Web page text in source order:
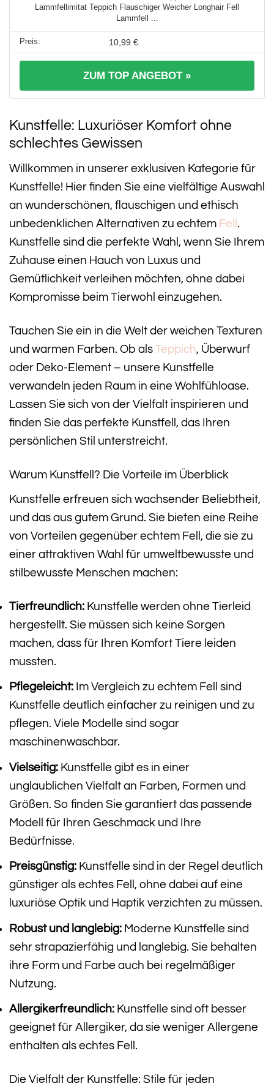
Lammfellimitat Teppich Flauschiger Weicher Longhair Fell
Lammfell ...
10,99 €
ZUM TOP ANGEBOT »
Kunstfelle: Luxuriöser Komfort ohne
schlechtes Gewissen
Willkommen in unserer exklusiven Kategorie für
Kunstfelle! Hier finden Sie eine vielfältige Auswahl
an wunderschönen, flauschigen und ethisch
unbedenklichen Alternativen zu echtem Fell .
Kunstfelle sind die perfekte Wahl, wenn Sie Ihrem
Zuhause einen Hauch von Luxus und
Gemütlichkeit verleihen möchten, ohne dabei
Kompromisse beim Tierwohl einzugehen.
Tauchen Sie ein in die Welt der weichen Texturen
und warmen Farben. Ob als Teppich, Überwurf
oder Deko-Element – unsere Kunstfelle
verwandeln jeden Raum in eine Wohlfühloase.
Lassen Sie sich von der Vielfalt inspirieren und
finden Sie das perfekte Kunstfell, das Ihren
persönlichen Stil unterstreicht.
Warum Kunstfell? Die Vorteile im Überblick
Kunstfelle erfreuen sich wachsender Beliebtheit,
und das aus gutem Grund. Sie bieten eine Reihe
von Vorteilen gegenüber echtem Fell, die sie zu
einer attraktiven Wahl für umweltbewusste und
stilbewusste Menschen machen:
Tierfreundlich: Kunstfelle werden ohne Tierleid
hergestellt. Sie müssen sich keine Sorgen
machen, dass für Ihren Komfort Tiere leiden
mussten.
Pflegeleicht: Im Vergleich zu echtem Fell sind
Kunstfelle deutlich einfacher zu reinigen und zu
pflegen. Viele Modelle sind sogar
maschinenwaschbar.
Vielseitig: Kunstfelle gibt es in einer
unglaublichen Vielfalt an Farben, Formen und
Größen. So finden Sie garantiert das passende
Modell für Ihren Geschmack und Ihre
Bedürfnisse.
Preisgünstig: Kunstfelle sind in der Regel deutlich
günstiger als echtes Fell, ohne dabei auf eine
luxuriöse Optik und Haptik verzichten zu müssen.
Robust und langlebig: Moderne Kunstfelle sind
sehr strapazierfähig und langlebig. Sie behalten
ihre Form und Farbe auch bei regelmäßiger
Nutzung.
Allergikerfreundlich: Kunstfelle sind oft besser
geeignet für Allergiker, da sie weniger Allergene
enthalten als echtes Fell.
Die Vielfalt der Kunstfelle: Stile für jeden